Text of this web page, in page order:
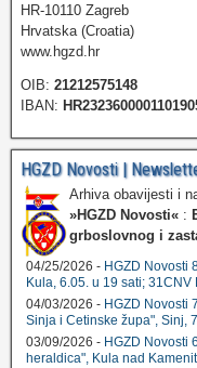
HR-10110 Zagreb
Hrvatska (Croatia)
www.hgzd.hr
OIB: 21212575148
IBAN:
HGZD Novosti |
Arhiva obavijesti i
»HGZD Novosti« :
grboslovnog i
04/25/2026 - HGZD Novosti
Kula, 6.05. u 19 sati;
04/03/2026 - HGZD Novosti
Sinja i Cetinske župa", Sinj,
03/09/2026 - HGZD Novosti
heraldica", Kula nad